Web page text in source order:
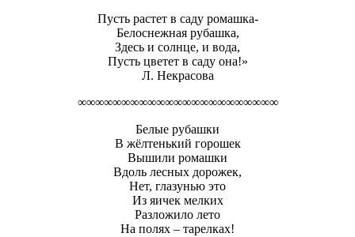
Пусть растет в саду ромашка-
Белоснежная рубашка,
Здесь и солнце, и вода,
Пусть цветет в саду она!»
Л. Некрасова
∞∞∞∞∞∞∞∞∞∞∞∞∞∞∞∞∞∞∞∞∞∞∞
Белые рубашки
В жёлтенький горошек
Вышили ромашки
Вдоль лесных дорожек,
Нет, глазунью это
Из яичек мелких
Разложило лето
На полях – тарелках!